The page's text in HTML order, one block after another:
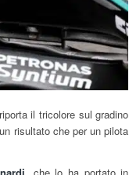
riporta il tricolore sul gradino
risultato che per un pilota